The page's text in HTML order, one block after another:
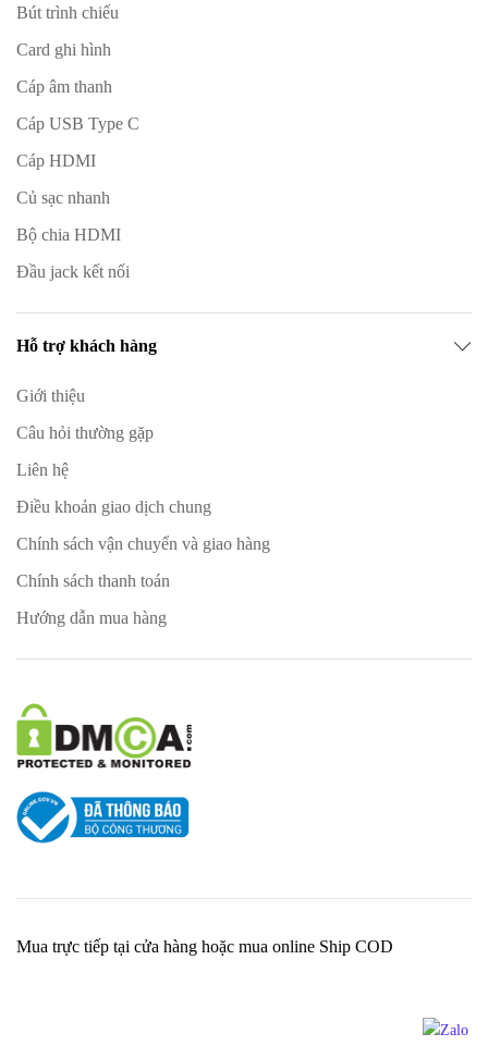
Bút trình chiếu
Card ghi hình
Cáp âm thanh
Cáp USB Type C
Cáp HDMI
Củ sạc nhanh
Bộ chia HDMI
Đầu jack kết nối
Hỗ trợ khách hàng
Giới thiệu
Câu hỏi thường gặp
Liên hệ
Điều khoản giao dịch chung
Chính sách vận chuyển và giao hàng
Chính sách thanh toán
Hướng dẫn mua hàng
Mua trực tiếp tại cửa hàng hoặc mua online Ship COD